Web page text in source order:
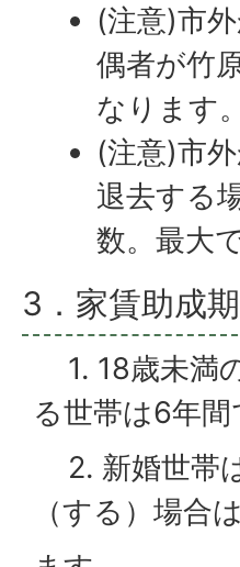
(注意)市
偶者が竹
なります。
(注意)市
退去する
数。最大
3．家賃助成
1. 18歳未満
る世帯は6年間
2. 新婚世帯
（する）場合